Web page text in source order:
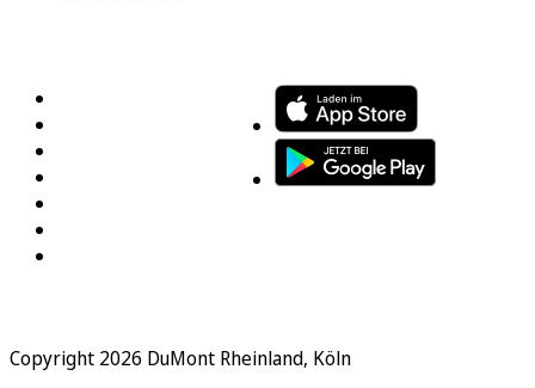
Copyright 2026 DuMont Rheinland, Köln